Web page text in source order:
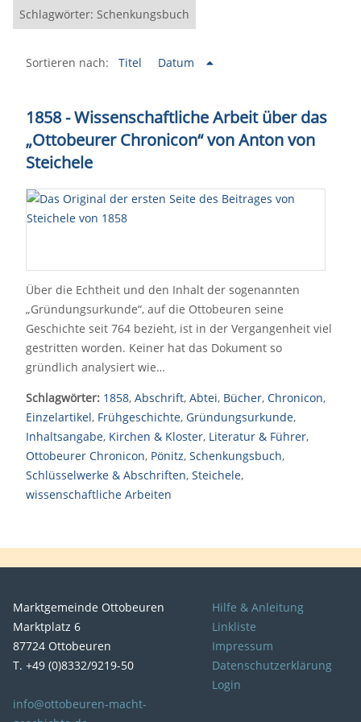
Schlagwörter: Schenkungsbuch
Sortieren nach: Titel Datum
1858 - Wissenschaftliche Arbeit über das
„Ottobeurer Chronicon“ von Anton von
Steichele
Über die Echtheit und den Inhalt der sogenannten
„Gründungsurkunde“, auf die Ottobeuren seine
Geschichte seit 764 bezieht, ist in der Vergangenheit viel
gestritten worden. Keiner hat das Dokument so
gründlich analysiert wie…
Schlagwörter: 1858, Abschrift, Abtei, Bücher, Chronicon,
Einzelartikel, Frühgeschichte, Gründungsurkunde,
Inhaltsangabe, Kirchen & Kloster, Literatur & Führer,
Ottobeurer Chronicon, Pönitz, Schenkungsbuch,
Schlüsselwerke & Abschriften, Steichele,
wissenschaftliche Arbeiten
Marktgemeinde Ottobeuren
Marktplatz 6
87724 Ottobeuren
T. +49 (0)8332/9219-50
info@ottobeuren-macht-
Hilfe & Anleitung
Linkliste
Impressum
Datenschutzerklärung
Login